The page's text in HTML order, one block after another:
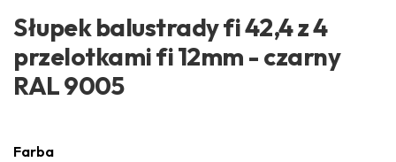
Słupek balustrady fi 42,4 z 4
przelotkami fi 12mm - czarny
RAL 9005
Farba